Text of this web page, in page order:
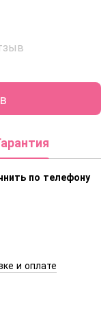
по телефону
и оплате